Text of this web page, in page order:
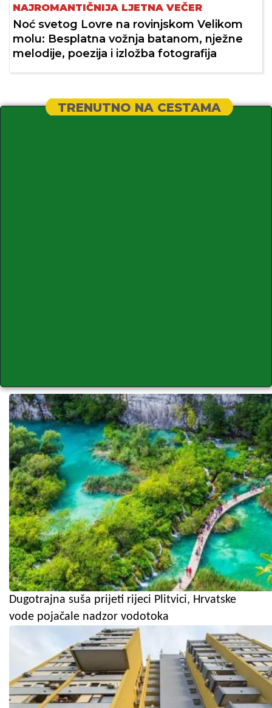
NAJROMANTIČNIJA LJETNA VEČER
Noć svetog Lovre na rovinjskom Velikom
molu: Besplatna vožnja batanom, nježne
melodije, poezija i izložba fotografija
TRENUTNO NA CESTAMA
Dugotrajna suša prijeti rijeci Plitvici, Hrvatske
vode pojačale nadzor vodotoka